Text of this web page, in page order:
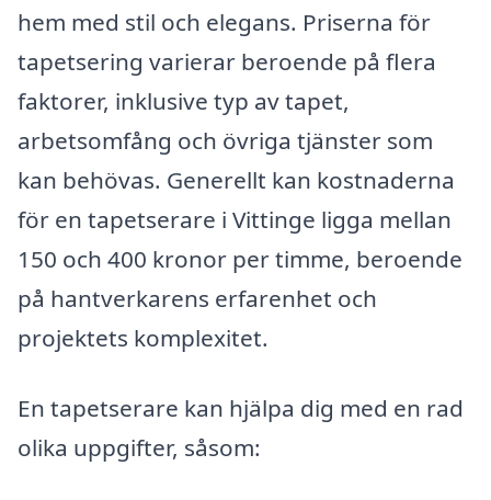
hem med stil och elegans. Priserna för
tapetsering varierar beroende på flera
faktorer, inklusive typ av tapet,
arbetsomfång och övriga tjänster som
kan behövas. Generellt kan kostnaderna
för en tapetserare i Vittinge ligga mellan
150 och 400 kronor per timme, beroende
på hantverkarens erfarenhet och
projektets komplexitet.
En tapetserare kan hjälpa dig med en rad
olika uppgifter, såsom: